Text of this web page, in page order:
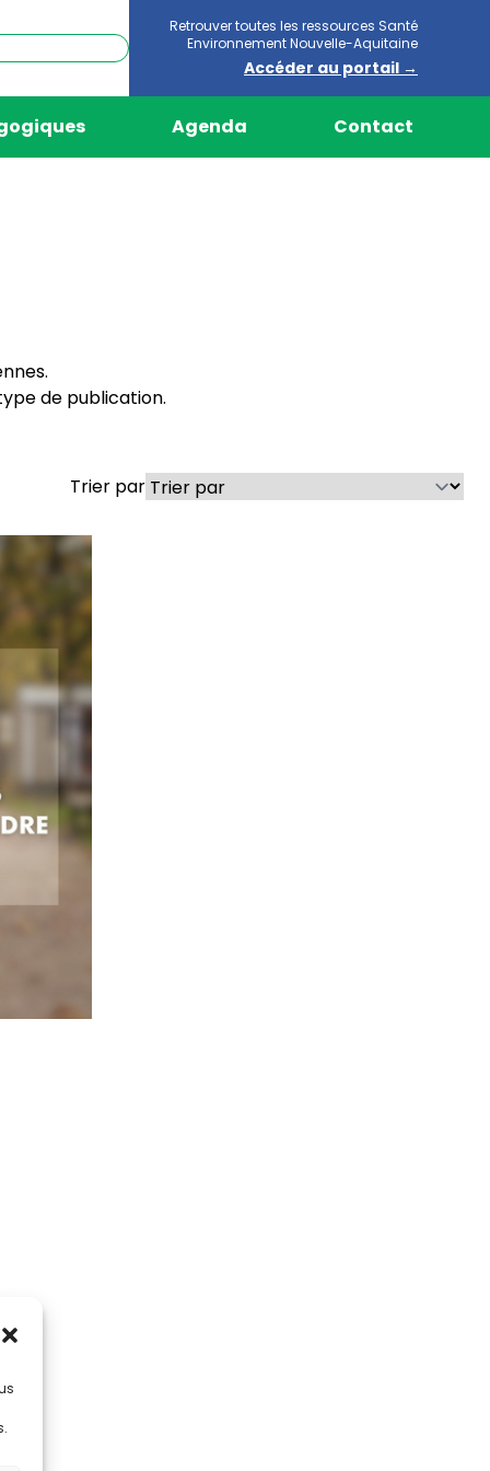
Retrouver toutes les ressources Santé
Environnement Nouvelle-Aquitaine
Accéder au portail →
Agenda Contact
de publication.
Trier par